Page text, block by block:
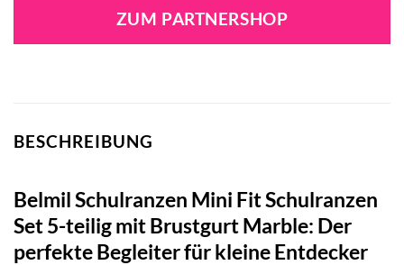
ZUM PARTNERSHOP
BESCHREIBUNG
Belmil Schulranzen Mini Fit Schulranzen
Set 5-teilig mit Brustgurt Marble: Der
perfekte Begleiter für kleine Entdecker